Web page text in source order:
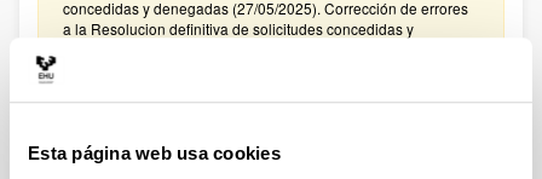
Esta página web usa cookies
concedidas y denegadas (27/05/2025). Corrección de errores
a la Resolucion definitiva de solicitudes concedidas y
CONVOCATORIA PROYECTOS DE COLABORACIÓN
Plazo de presentación cerrado: 15/01/2025 - 05/02/2025